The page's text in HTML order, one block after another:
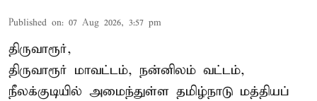
Published on: 07 Aug 2026, 3:57 pm
திருவாரூர்,
திருவாரூர் மாவட்டம், நன்னிலம் வட்டம்,
நீலக்குடியில் அமைந்துள்ள தமிழ்நாடு மத்தியப்